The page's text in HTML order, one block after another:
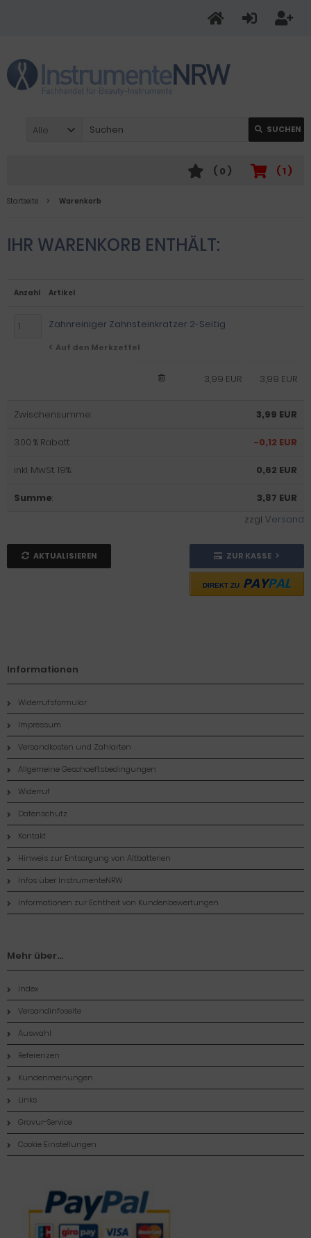
Alle SUCHEN
( 1 )
( 0 )
Startseite Warenkorb
IHR WARENKORB ENTHÄLT:
Anzahl Artikel
Zahnreiniger Zahnsteinkratzer 2-Seitig
Auf den Merkzettel
3,99 EUR
3,99 EUR
Zwischensumme: 3,99 EUR
3.00 % Rabatt: -0,12 EUR
inkl. MwSt. 19%: 0,62 EUR
Summe:
3,87 EUR
zzgl.Versand
AKTUALISIEREN ZUR KASSE
DIREKT ZU PAYPAL
Informationen
Widerrufsformular
Impressum
Versandkosten und Zahlarten
Allgemeine Geschaeftsbedingungen
Widerruf
Datenschutz
Kontakt
Hinweis zur Entsorgung von Altbatterien
Infos über InstrumenteNRW
Informationen zur Echtheit von Kundenbewertungen
Mehr über...
Index
Versandinfoseite
Auswahl
Referenzen
Kundenmeinungen
Links
Gravur-Service
Cookie Einstellungen
Zahlungsmethoden